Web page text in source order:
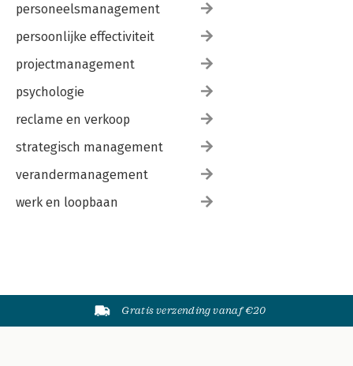
personeelsmanagement
persoonlijke effectiviteit
projectmanagement
psychologie
reclame en verkoop
strategisch management
verandermanagement
werk en loopbaan
Gratis verzending vanaf €20